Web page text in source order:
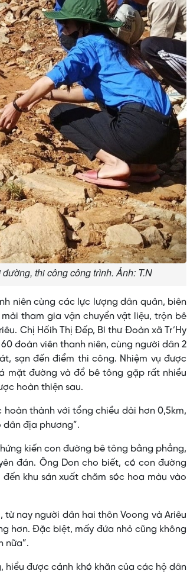
thi công công trình. Ảnh: T.N
niên cùng các lực lượng dân quân, biên
tham gia vận chuyển vật liệu, trộn bê
Chị Hốih Thị Đếp, Bí thư Đoàn xã Tr’Hy
đoàn viên thanh niên, cùng người dân 2
sạn đến điểm thi công. Nhiệm vụ được
mặt đường và đổ bê tông gặp rất nhiều
hoàn thiện sau.
thành với tổng chiều dài hơn 0,5km,
dân địa phương”.
kiến con đường bê tông bằng phẳng,
đán. Ông Don cho biết, có con đường
khu sản xuất chăm sóc hoa màu vào
nay người dân hai thôn Voong và Ariêu
hơn. Đặc biệt, mấy đứa nhỏ cũng không
nữa”.
hiểu được cảnh khó khăn của các hộ dân